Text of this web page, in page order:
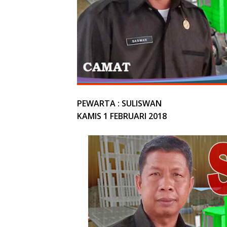
PEWARTA : SULISWAN
KAMIS 1 FEBRUARI 2018